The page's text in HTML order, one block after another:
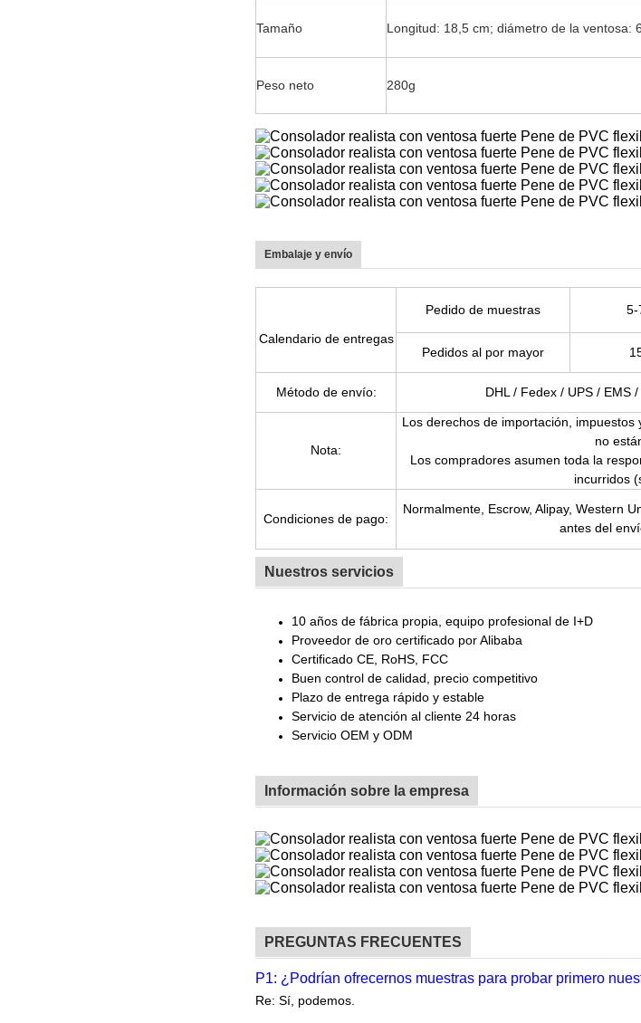
Tamaño Longitud: 18,5 cm; diámetro de la ventosa:
Peso neto 280g
Embalaje y envío
Calendario de entregas
Pedido de muestras 5-
Pedidos al por mayor
Método de envío: DHL / Fedex / UPS / EMS
Nota:
Los derechos de importación,
no
Los compradores asumen toda la
incurridos
Condiciones de pago:
Normalmente, Escrow, Alipay, Western
antes del
Nuestros servicios
10 años de fábrica propia, equipo profesional de I+D
Proveedor de oro certificado por Alibaba
Certificado CE, RoHS, FCC
Buen control de calidad, precio competitivo
Plazo de entrega rápido y estable
Servicio de atención al cliente 24 horas
Servicio OEM y ODM
Información sobre la empresa
PREGUNTAS FRECUENTES
P1: ¿Podrían ofrecernos muestras para probar primero
Re: Sí, podemos.